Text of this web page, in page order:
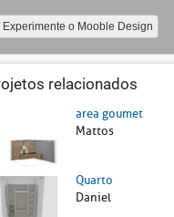
Experimente o Mooble Design
relacionados
area goumet
Mattos
Quarto
Daniel